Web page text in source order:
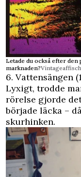
Letade du också efter
marknaden?
6. Vattensängen
Lyxigt, trodde
rörelse gjorde
började läcka –
skurhinken.